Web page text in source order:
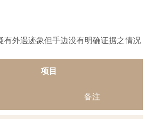
有外遇迹象但手边没有明确证据之情况
项目
备注